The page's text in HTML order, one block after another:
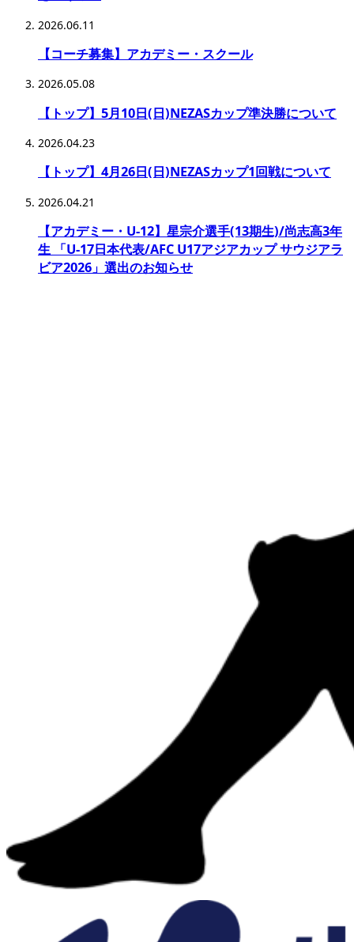
2026.06.11
【コーチ募集】アカデミー・スクール
2026.05.08
【トップ】5月10日(日)NEZASカップ準決勝について
2026.04.23
【トップ】4月26日(日)NEZASカップ1回戦について
2026.04.21
【アカデミー・U-12】星宗介選手(13期生)/尚志高3年
生 「U-17日本代表/AFC U17アジアカップ サウジアラ
ビア2026」選出のお知らせ